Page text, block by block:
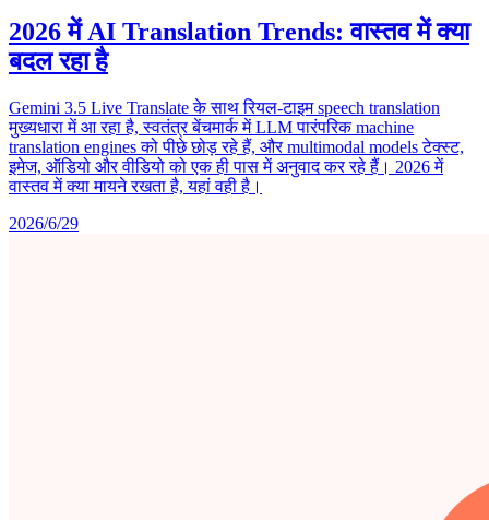
2026 में AI Translation Trends: वास्तव में क्या
बदल रहा है
Gemini 3.5 Live Translate के साथ रियल-टाइम speech translation
मुख्यधारा में आ रहा है, स्वतंत्र बेंचमार्क में LLM पारंपरिक machine
translation engines को पीछे छोड़ रहे हैं, और multimodal models टेक्स्ट,
इमेज, ऑडियो और वीडियो को एक ही पास में अनुवाद कर रहे हैं। 2026 में
वास्तव में क्या मायने रखता है, यहां वही है।
2026/6/29